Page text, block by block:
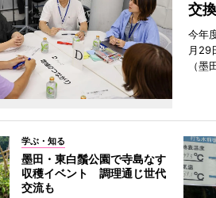
交換
今年
月29
（墨
学ぶ・知る
墨田・東白鬚公園で寺島なす
収穫イベント 調理通じ世代
交流も